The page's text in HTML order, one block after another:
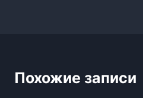
Похожие записи